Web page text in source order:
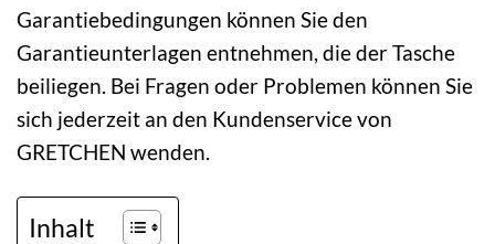
Garantiebedingungen können Sie den
Garantieunterlagen entnehmen, die der Tasche
beiliegen. Bei Fragen oder Problemen können Sie
sich jederzeit an den Kundenservice von
GRETCHEN wenden.
Inhalt